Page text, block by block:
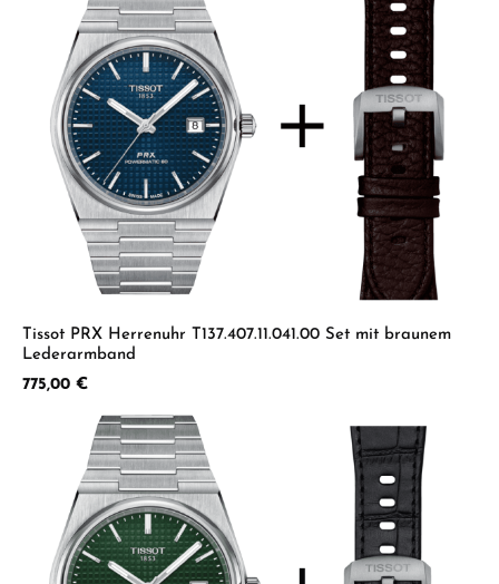
Tissot PRX Herrenuhr T137.407.11.041.00 Set mit braunem
Lederarmband
Regulärer Preis:
775,00 €